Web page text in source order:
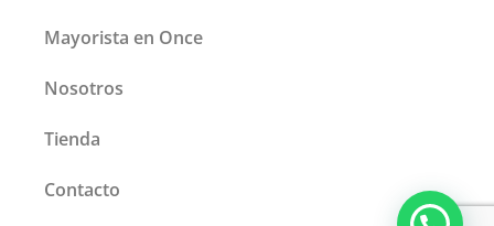
Mayorista en Once
Nosotros
Tienda
Contacto